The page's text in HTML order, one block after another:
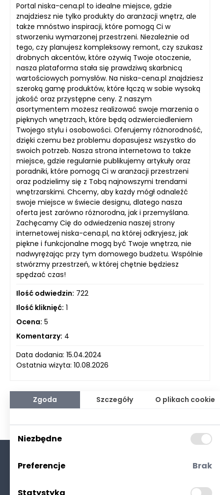
Portal niska-cena.pl to idealne miejsce, gdzie
znajdziesz nie tylko produkty do aranżacji wnętrz, ale
także mnóstwo inspiracji, które pomogą Ci w
stworzeniu wymarzonej przestrzeni. Niezależnie od
tego, czy planujesz kompleksowy remont, czy szukasz
drobnych akcentów, które ożywią Twoje otoczenie,
nasza plataforma stała się prawdziwą skarbnicą
wartościowych pomysłów. Na niska-cena.pl znajdziesz
szeroką gamę produktów, które łączą w sobie wysoką
jakość oraz przystępne ceny. Z naszym
asortymentem możesz realizować swoje marzenia o
pięknych wnętrzach, które będą odzwierciedleniem
Twojego stylu i osobowości. Oferujemy różnorodność,
dzięki czemu bez problemu dopasujesz wszystko do
swoich potrzeb. Nasza strona internetowa to także
miejsce, gdzie regularnie publikujemy artykuły oraz
poradniki, które pomogą Ci w aranżacji przestrzeni
oraz podzielimy się z Tobą najnowszymi trendami
wnętrzarskimi. Chcemy, aby każdy mógł odnaleźć
swoje miejsce w świecie designu, dlatego nasza
oferta jest zarówno różnorodna, jak i przemyślana.
Zachęcamy Cię do odwiedzenia naszej strony
internetowej niska-cena.pl, na której odkryjesz, jak
piękne i funkcjonalne mogą być Twoje wnętrza, nie
nadwyrężając przy tym domowego budżetu. Wspólnie
stwórzmy przestrzeń, w której chętnie będziesz
spędzać czas!
Ilość odwiedzin: 722
Ilość kliknięć: 1
Ocena: 5
Komentarzy: 4
Data dodania: 15.04.2024
Ostatnia wizyta: 10.08.2026
Zgoda Szczegóły O plikach cookie
Niezbędne
Preferencje Brak